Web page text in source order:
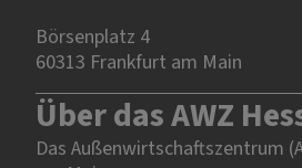
Börsenplatz 4
60313 Frankfurt am Main
Über das AWZ
Das Außenwirtschaftszentrum